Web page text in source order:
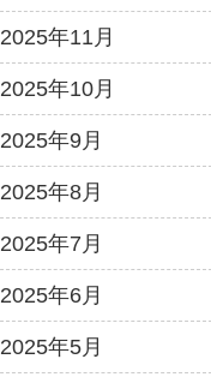
2025年11月
2025年10月
2025年9月
2025年8月
2025年7月
2025年6月
2025年5月